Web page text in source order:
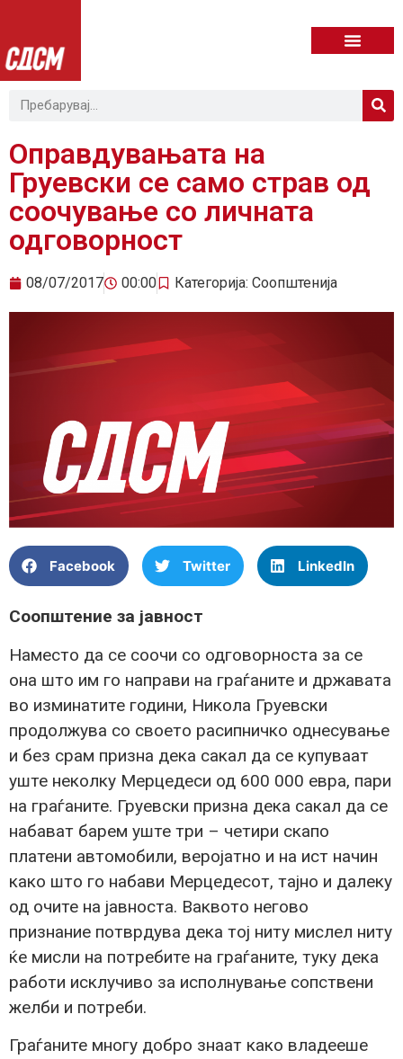
Оправдувањата на
Груевски се само страв од
соочување со личната
одговорност
08/07/2017 00:00 Категорија: Соопштенија
Facebook Twitter LinkedIn
Соопштение за јавност
Наместо да се соочи со одговорноста за се
она што им го направи на граѓаните и државата
во изминатите години, Никола Груевски
продолжува со своето расипничко однесување
и без срам призна дека сакал да се купуваат
уште неколку Мерцедеси од 600 000 евра, пари
на граѓаните. Груевски призна дека сакал да се
набават барем уште три – четири скапо
платени автомобили, веројатно и на ист начин
како што го набави Мерцедесот, тајно и далеку
од очите на јавноста. Ваквото негово
признание потврдува дека тој ниту мислел ниту
ќе мисли на потребите на граѓаните, туку дека
работи исклучиво за исполнување сопствени
желби и потреби.
Граѓаните многу добро знаат како владееше